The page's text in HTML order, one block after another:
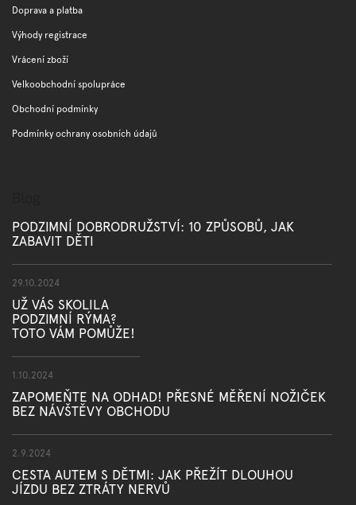
Doprava a platba
Výhody registrace
Vrácení zboží
Velkoobchodní spolupráce
Obchodní podmínky
Podmínky ochrany osobních údajů
PODZIMNÍ DOBRODRUŽSTVÍ: 10 ZPŮSOBŮ, JAK
ZABAVIT DĚTI
29.10.2024
UŽ VÁS SKOLILA
PODZIMNÍ RÝMA?
TOTO VÁM POMŮŽE!
1.10.2024
ZAPOMEŇTE NA ODHAD! PŘESNÉ MĚŘENÍ NOŽIČEK
BEZ NÁVŠTĚVY OBCHODU
2.9.2024
CESTA AUTEM S DĚTMI: JAK PŘEŽÍT DLOUHOU
JÍZDU BEZ ZTRÁTY NERVŮ